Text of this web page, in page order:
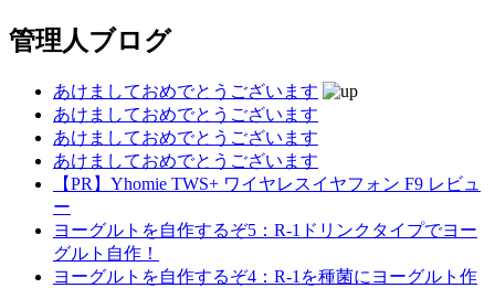
管理人ブログ
あけましておめでとうございます
あけましておめでとうございます
あけましておめでとうございます
あけましておめでとうございます
【PR】Yhomie TWS+ ワイヤレスイヤフォン F9 レビュ
ー
ヨーグルトを自作するぞ5：R-1ドリンクタイプでヨー
グルト自作！
ヨーグルトを自作するぞ4：R-1を種菌にヨーグルト作